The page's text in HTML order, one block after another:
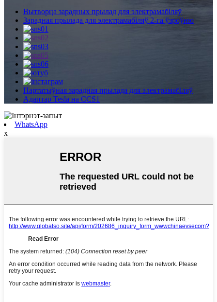
Вытворца зарадных прылад для электрамабіляў
Зарадная прылада для электрамабіляў 2-га ўзроўню
Партатыўная зарадная прылада для электрамабіляў
Адаптар Tesla на CCS1
WhatsApp
x